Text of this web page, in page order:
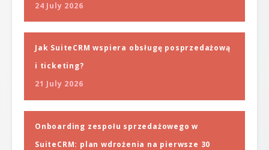
24 July 2026
Jak SuiteCRM wspiera obsługę posprzedażową
i ticketing?
21 July 2026
Onboarding zespołu sprzedażowego w
SuiteCRM: plan wdrożenia na pierwsze 30